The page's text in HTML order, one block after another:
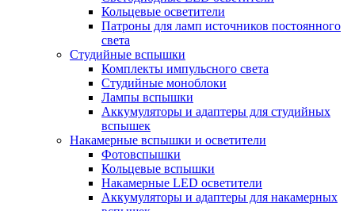
Кольцевые осветители
Патроны для ламп источников постоянного
света
Студийные вспышки
Комплекты импульсного света
Студийные моноблоки
Лампы вспышки
Аккумуляторы и адаптеры для студийных
вспышек
Накамерные вспышки и осветители
Фотовспышки
Кольцевые вспышки
Накамерные LED осветители
Аккумуляторы и адаптеры для накамерных